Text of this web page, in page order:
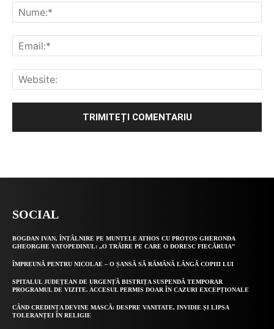
SOCIAL
BOGDAN IVAN, ÎNTÂLNIRE PE MUNTELE ATHOS CU PROTOS GHERONDA
GHEORGHE VATOPEDINUL: „O TRĂIRE PE CARE O DORESC FIECĂRUIA”
ÎMPREUNĂ PENTRU NICOLAE – O ȘANSĂ SĂ RĂMÂNĂ LÂNGĂ COPIII LUI
SPITALUL JUDEȚEAN DE URGENȚĂ BISTRIȚA SUSPENDĂ TEMPORAR
PROGRAMUL DE VIZITE. ACCESUL PERMIS DOAR ÎN CAZURI EXCEPȚIONALE
CÂND CREDINȚA DEVINE MASCĂ: DESPRE VANITATE, INVIDIE ȘI LIPSA
TOLERANȚEI ÎN RELIGIE